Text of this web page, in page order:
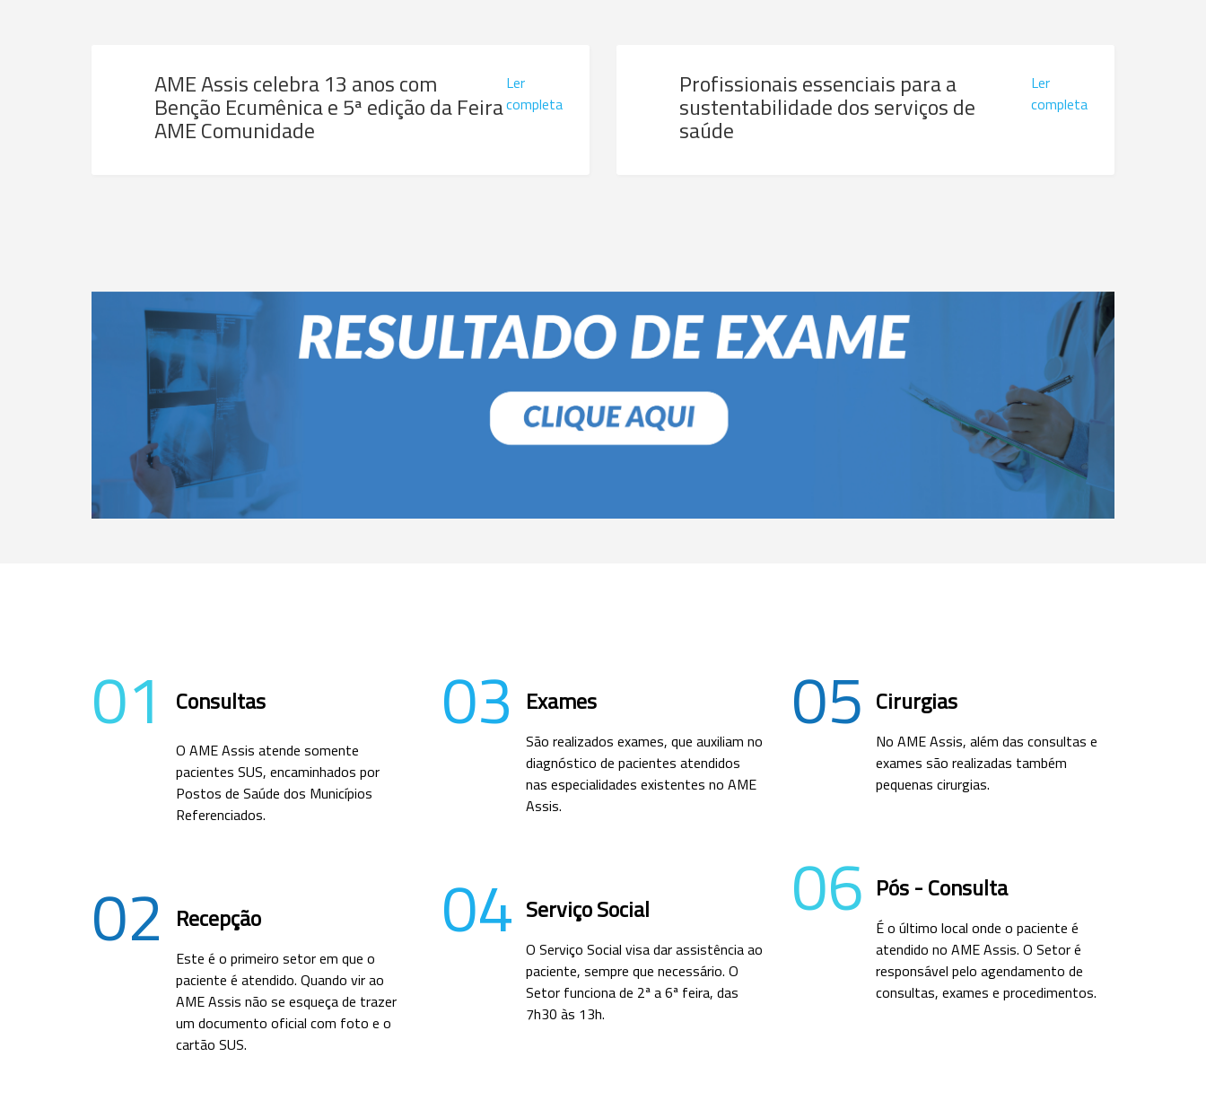
AME Assis celebra 13 anos com
Benção Ecumênica e 5ª edição da Feira
AME Comunidade
Ler
completa
Profissionais essenciais para a
sustentabilidade dos serviços de
saúde
Ler
completa
01 Consultas
O AME Assis atende somente
pacientes SUS, encaminhados por
Postos de Saúde dos Municípios
Referenciados.
02 Recepção
Este é o primeiro setor em que o
paciente é atendido. Quando vir ao
AME Assis não se esqueça de trazer
um documento oficial com foto e o
cartão SUS.
03 Exames
São realizados exames, que auxiliam no
diagnóstico de pacientes atendidos
nas especialidades existentes no AME
Assis.
04 Serviço Social
O Serviço Social visa dar assistência ao
paciente, sempre que necessário. O
Setor funciona de 2ª a 6ª feira, das
7h30 às 13h.
05 Cirurgias
No AME Assis, além das consultas e
exames são realizadas também
pequenas cirurgias.
06 Pós - Consulta
É o último local onde o paciente é
atendido no AME Assis. O Setor é
responsável pelo agendamento de
consultas, exames e procedimentos.